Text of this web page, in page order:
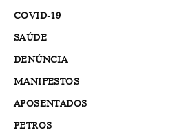
COVID-19
SAÚDE
DENÚNCIA
MANIFESTOS
APOSENTADOS
PETROS